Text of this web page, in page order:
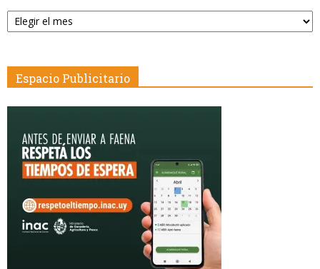
Publicaciones
por
Espacio Publicitario